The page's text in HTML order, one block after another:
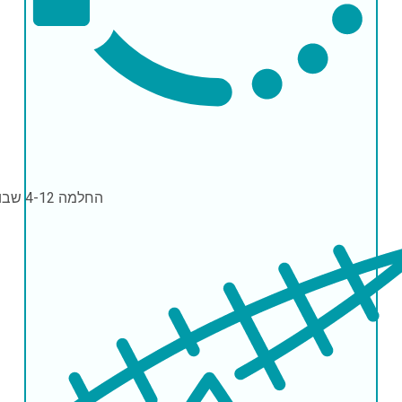
החלמה 4-12 שבועות